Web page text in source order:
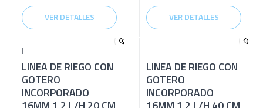
VER DETALLES VER DETALLES
|
LINEA DE RIEGO CON
GOTERO
INCORPORADO
|
LINEA DE RIEGO CON
GOTERO
INCORPORADO